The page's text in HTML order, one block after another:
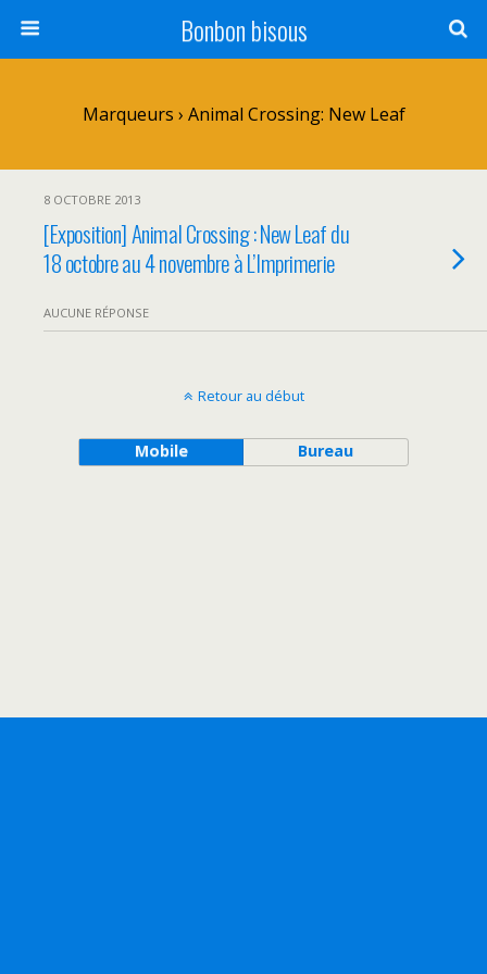
Bonbon bisous
Marqueurs › Animal Crossing: New Leaf
8 OCTOBRE 2013
[Exposition] Animal Crossing : New Leaf du
18 octobre au 4 novembre à L’Imprimerie
AUCUNE RÉPONSE
Retour au début
Mobile Bureau